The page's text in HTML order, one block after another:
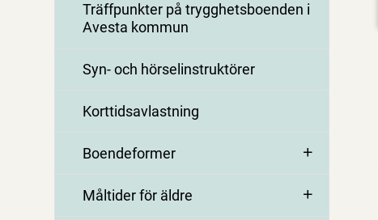
Träffpunkter på trygghetsboenden i
Avesta kommun
Syn- och hörselinstruktörer
Korttidsavlastning
Boendeformer
Måltider för äldre